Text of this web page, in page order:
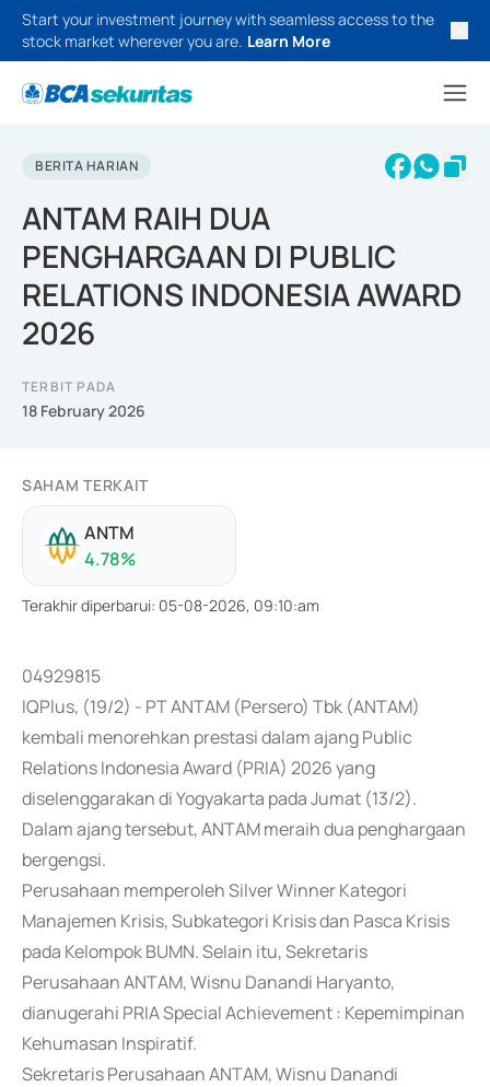
Start your investment journey with seamless access to the
stock market wherever you are. Learn More
BERITA HARIAN
ANTAM RAIH DUA
PENGHARGAAN DI PUBLIC
RELATIONS INDONESIA AWARD
2026
TERBIT PADA
18 February 2026
SAHAM TERKAIT
ANTM
4.78%
Terakhir diperbarui: 05-08-2026, 09:10:am
04929815
IQPlus, (19/2) - PT ANTAM (Persero) Tbk (ANTAM)
kembali menorehkan prestasi dalam ajang Public
Relations Indonesia Award (PRIA) 2026 yang
diselenggarakan di Yogyakarta pada Jumat (13/2).
Dalam ajang tersebut, ANTAM meraih dua penghargaan
bergengsi.
Perusahaan memperoleh Silver Winner Kategori
Manajemen Krisis, Subkategori Krisis dan Pasca Krisis
pada Kelompok BUMN. Selain itu, Sekretaris
Perusahaan ANTAM, Wisnu Danandi Haryanto,
dianugerahi PRIA Special Achievement : Kepemimpinan
Kehumasan Inspiratif.
Sekretaris Perusahaan ANTAM, Wisnu Danandi